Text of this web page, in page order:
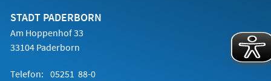
STADT PADERBORN
Am Hoppenhof 33
33104 Paderborn
Telefon: 05251 88-0